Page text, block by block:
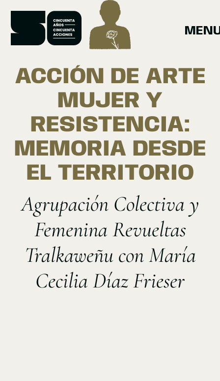
ACCIÓN DE ARTE
MUJER Y
RESISTENCIA:
MEMORIA DESDE
EL TERRITORIO
Agrupación Colectiva y
Femenina Revueltas
Tralkaweñu con María
Cecilia Díaz Frieser